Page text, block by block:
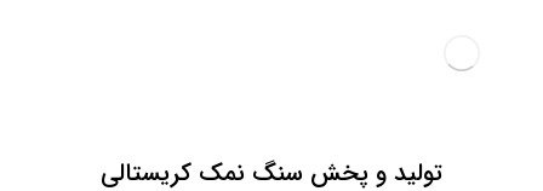
تولید و پخش سنگ نمک کریستالی